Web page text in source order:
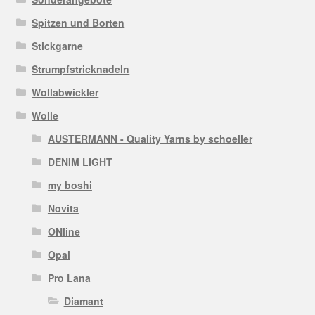
Spitzen und Borten
Stickgarne
Strumpfstricknadeln
Wollabwickler
Wolle
AUSTERMANN - Quality Yarns by schoeller
DENIM LIGHT
my boshi
Novita
ONline
Opal
Pro Lana
Diamant